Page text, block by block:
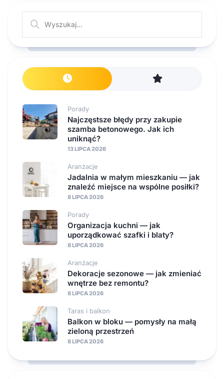
Porady
Najczęstsze błędy przy zakupie
szamba betonowego. Jak ich
uniknąć?
13 LIPCA 2026
Aranżacje
Jadalnia w małym mieszkaniu — jak
znaleźć miejsce na wspólne posiłki?
8 LIPCA 2026
Porady
Organizacja kuchni — jak
uporządkować szafki i blaty?
8 LIPCA 2026
Aranżacje
Dekoracje sezonowe — jak zmieniać
wnętrze bez remontu?
8 LIPCA 2026
Taras i balkon
Balkon w bloku — pomysły na małą
zieloną przestrzeń
8 LIPCA 2026